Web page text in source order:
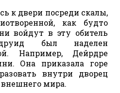
к двери посреди скалы,
как будто
войдут в эту обитель
был наделен
Например, Дейрдре
Она приказала горе
внутри дворец
мира.